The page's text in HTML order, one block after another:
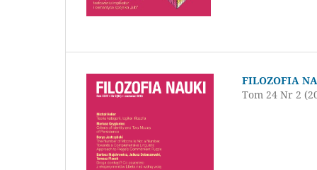
FILOZOFIA
Tom 24 Nr 2